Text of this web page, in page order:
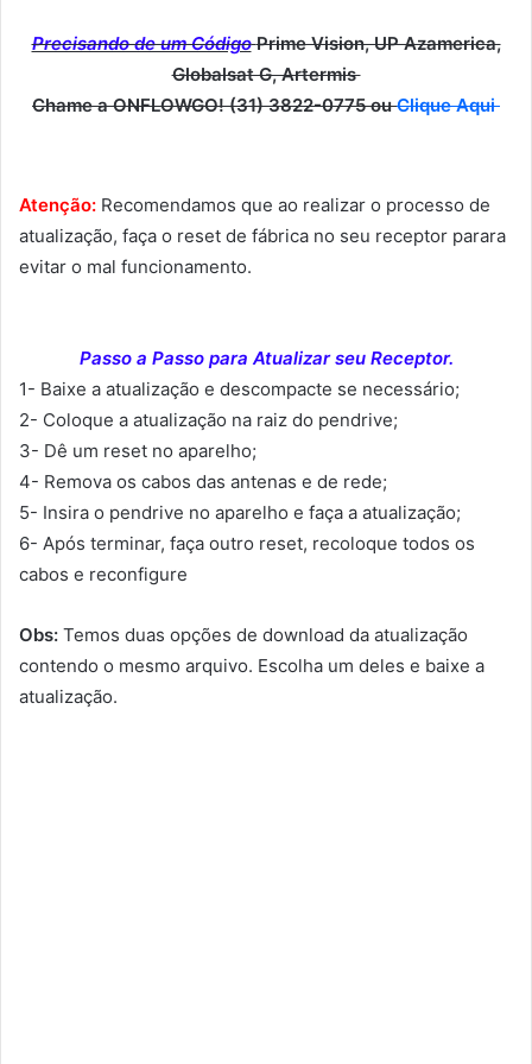
Precisando de um Código Prime Vision, UP Azamerica,
Globalsat G, Artermis
Chame a ONFLOWGO! (31) 3822-0775 ouClique Aqui
Atenção: Recomendamos que ao realizar o processo de
atualização, faça o reset de fábrica no seu receptor parara
evitar o mal funcionamento.
Passo a Passo para Atualizar seu Receptor.
1- Baixe a atualização e descompacte se necessário;
2- Coloque a atualização na raiz do pendrive;
3- Dê um reset no aparelho;
4- Remova os cabos das antenas e de rede;
5- Insira o pendrive no aparelho e faça a atualização;
6- Após terminar, faça outro reset, recoloque todos os
cabos e reconfigure
Obs: Temos duas opções de download da atualização
contendo o mesmo arquivo. Escolha um deles e baixe a
atualização.